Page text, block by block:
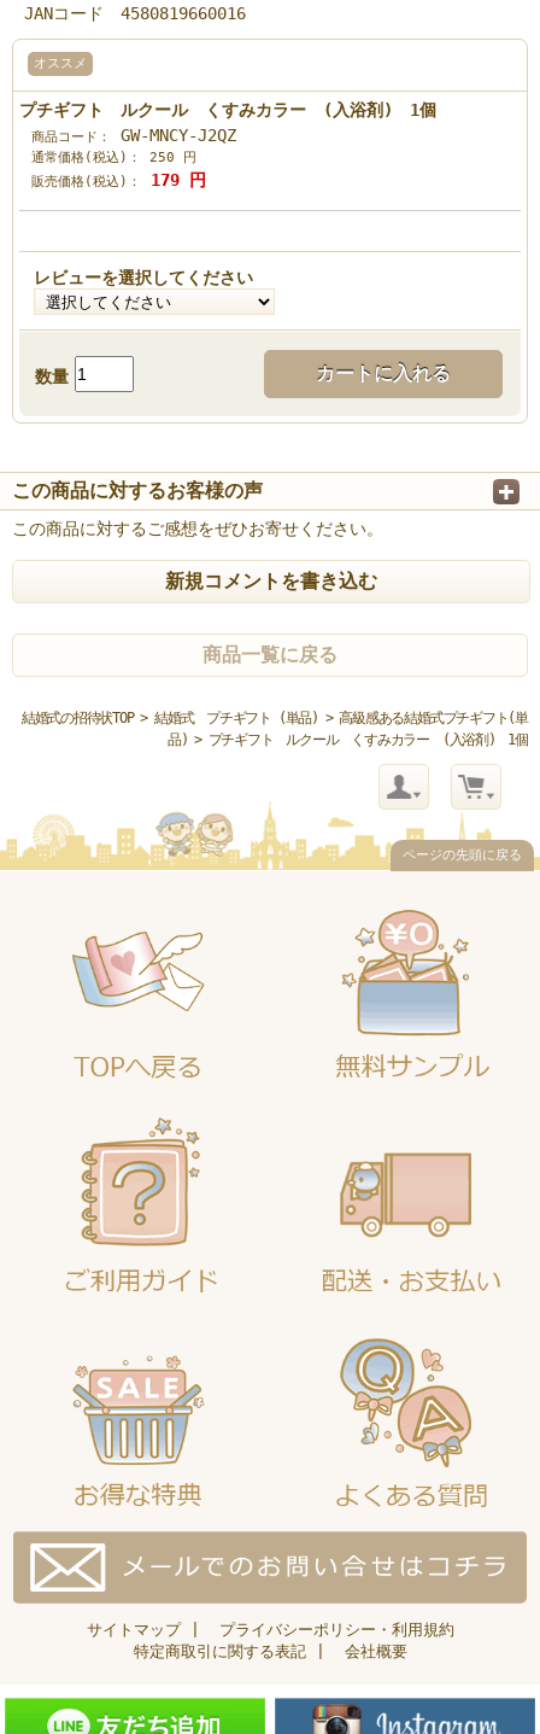
JANコード 4580819660016
オススメ
プチギフト ルクール くすみカラー (入浴剤) 1個
商品コード： GW-MNCY-J2QZ
通常価格(税込)： 250
円
販売価格(税込)：
179 円
レビューを選択してください
数量 カートに入れる
この商品に対するお客様の声
この商品に対するご感想をぜひお寄せください。
新規コメントを書き込む
商品一覧に戻る
結婚式の招待状TOP> 結婚式 プチギフト (単品) >高級感ある結婚式プチギフト(単
品) > プチギフト ルクール くすみカラー (入浴剤) 1個
ページの先頭に戻る
サイトマップ| プライバシーポリシー・利用規約
特定商取引に関する表記| 会社概要